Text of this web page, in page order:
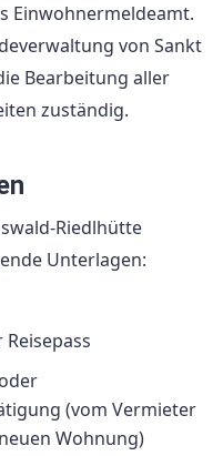
Einwohnermeldeamt.
von Sankt
Bearbeitung aller
zuständig.
Riedlhütte
Unterlagen:
(vom Vermieter
Wohnung)